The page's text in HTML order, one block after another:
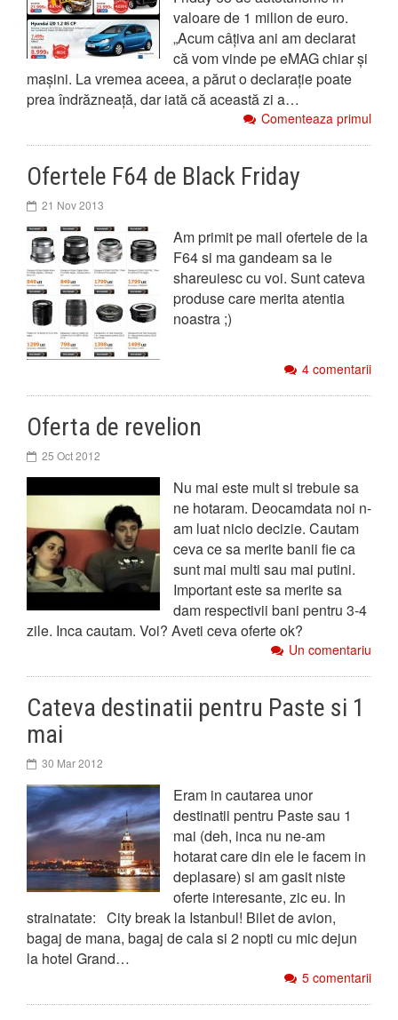
valoare de 1 milion de euro.
„Acum câțiva ani am declarat
că vom vinde pe eMAG chiar și
mașini. La vremea aceea, a părut o declarație poate
prea îndrăzneață, dar iată că această zi a…
Comenteaza primul
Ofertele F64 de Black Friday
21 Nov 2013
Am primit pe mail ofertele de la
F64 si ma gandeam sa le
shareuiesc cu voi. Sunt cateva
produse care merita atentia
noastra ;)
4 comentarii
Oferta de revelion
25 Oct 2012
Nu mai este mult si trebuie sa
ne hotaram. Deocamdata noi n-
am luat nicio decizie. Cautam
ceva ce sa merite banii fie ca
sunt mai multi sau mai putini.
Important este sa merite sa
dam respectivii bani pentru 3-4
zile. Inca cautam. Voi? Aveti ceva oferte ok?
Un comentariu
Cateva destinatii pentru Paste si 1
mai
30 Mar 2012
Eram in cautarea unor
destinatii pentru Paste sau 1
mai (deh, inca nu ne-am
hotarat care din ele le facem in
deplasare) si am gasit niste
oferte interesante, zic eu. In
strainatate: City break la Istanbul! Bilet de avion,
bagaj de mana, bagaj de cala si 2 nopti cu mic dejun
la hotel Grand…
5 comentarii